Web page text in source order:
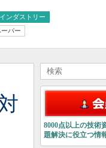
インダストリー
パー
8000点以上の技術
題解決に役立つ情